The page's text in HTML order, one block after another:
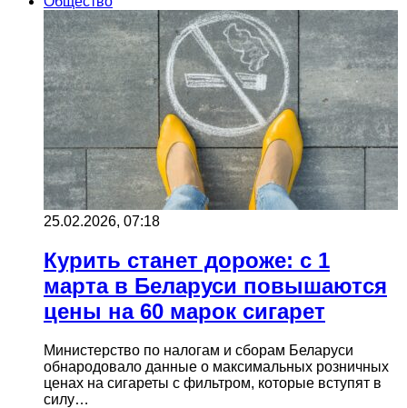
25.02.2026, 07:18
Курить станет дороже: с 1
марта в Беларуси повышаются
цены на 60 марок сигарет
Министерство по налогам и сборам Беларуси
обнародовало данные о максимальных розничных
ценах на сигареты с фильтром, которые вступят в
силу…